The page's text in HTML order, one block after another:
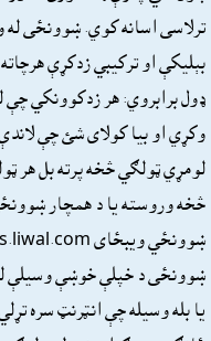
ترلاسى اسانه کوي. ښوونځى له
بېليکې او ترکيبي زدکړې
ډول برابروي: هر زدکوونکي چې
وکړي او بيا کولاى شئ چې
لومړي ټولګي څخه پرته بل هر
څخه وروسته يا د همچار
ښوونځى د خپلې خوښې وسيلې
يا بله وسيله چې انټرنټ سره